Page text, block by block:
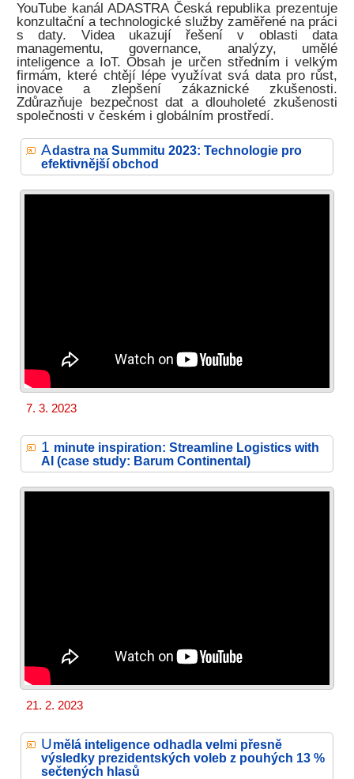
YouTube kanál ADASTRA Česká republika prezentuje
konzultační a technologické služby zaměřené na práci
s daty. Videa ukazují řešení v oblasti data
managementu, governance, analýzy, umělé
inteligence a IoT. Obsah je určen středním i velkým
firmám, které chtějí lépe využívat svá data pro růst,
inovace a zlepšení zákaznické zkušenosti.
Zdůrazňuje bezpečnost dat a dlouholeté zkušenosti
společnosti v českém i globálním prostředí.
Adastra na Summitu 2023: Technologie pro
efektivnější obchod
7. 3. 2023
1 minute inspiration: Streamline Logistics with
AI (case study: Barum Continental)
21. 2. 2023
Umělá inteligence odhadla velmi přesně
výsledky prezidentských voleb z pouhých 13 %
sečtených hlasů